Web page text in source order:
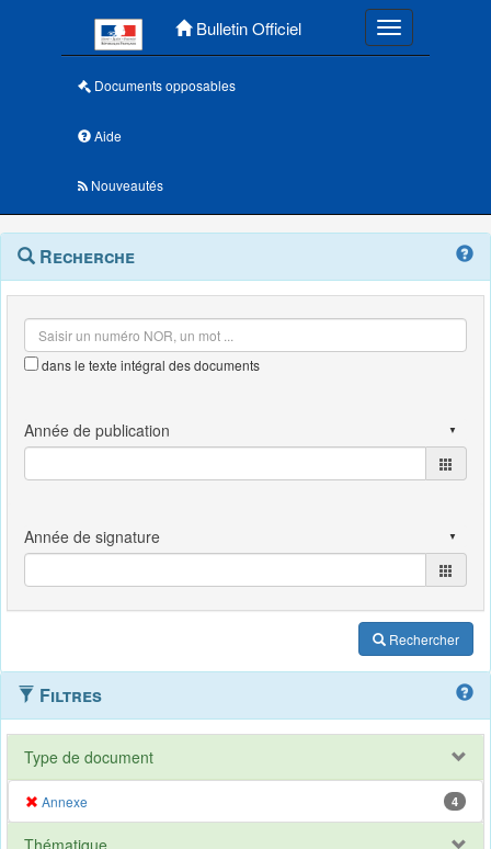
Bulletin Officiel Toggle
Documents opposables
Aide
Nouveautés
Navigation
outils
Menu
contextuel
Recherche
dans le texte intégral des documents
Rechercher
Filtres
Type de document
Annexe 4
Thématique